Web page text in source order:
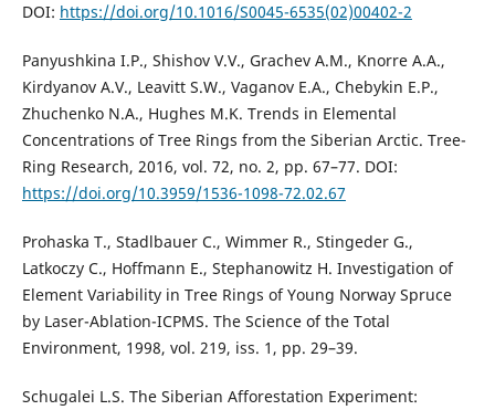
DOI: https://doi.org/10.1016/S0045-6535(02)00402-2
Panyushkina I.P., Shishov V.V., Grachev A.M., Knorre A.A.,
Kirdyanov A.V., Leavitt S.W., Vaganov E.A., Chebykin E.P.,
Zhuchenko N.A., Hughes M.K. Trends in Elemental
Concentrations of Tree Rings from the Siberian Arctic. Tree-
Ring Research, 2016, vol. 72, no. 2, pp. 67–77. DOI:
https://doi.org/10.3959/1536-1098-72.02.67
Prohaska T., Stadlbauer C., Wimmer R., Stingeder G.,
Latkoczy C., Hoffmann E., Stephanowitz H. Investigation of
Element Variability in Tree Rings of Young Norway Spruce
by Laser-Ablation-ICPMS. The Science of the Total
Environment, 1998, vol. 219, iss. 1, pp. 29–39.
Schugalei L.S. The Siberian Afforestation Experiment: